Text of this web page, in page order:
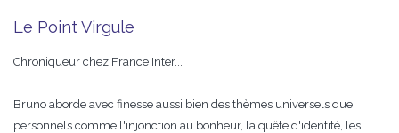
Le Point Virgule
Chroniqueur chez France Inter...
Bruno aborde avec finesse aussi bien des thèmes universels que
personnels comme l'injonction au bonheur, la quête d'identité, les